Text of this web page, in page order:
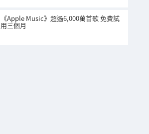
《Apple Music》超過6,000萬首歌 免費試
用三個月